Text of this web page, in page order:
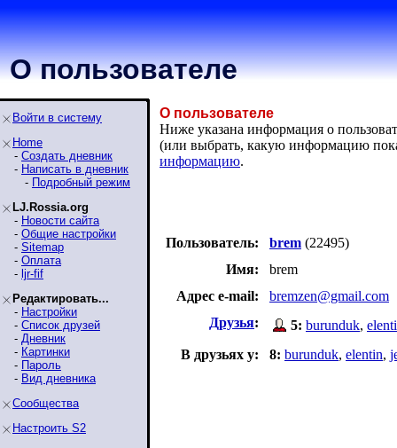
О пользователе
Войти в систему
Home
- Создать дневник
- Написать в дневник
- Подробный режим
LJ.Rossia.org
- Новости сайта
- Общие настройки
- Sitemap
- Оплата
- ljr-fif
Редактировать...
- Настройки
- Список друзей
- Дневник
- Картинки
- Пароль
- Вид дневника
Сообщества
Настроить S2
О пользователе
Ниже указана информация о
(или выбрать, какую информацию
информацию.
Пользователь: brem (22495)
Имя:
brem
Адрес e-mail:
bremzen@gmail.com
Друзья: 5: burunduk,
В друзьях у:
8: burunduk, elentin,